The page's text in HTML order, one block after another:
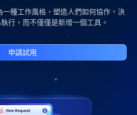
種工作風格，塑造人們如何協作、決
行，而不僅僅是新增一個工具。
申請試用